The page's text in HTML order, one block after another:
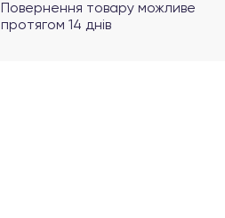
Повернення товару можливе
протягом 14 днів